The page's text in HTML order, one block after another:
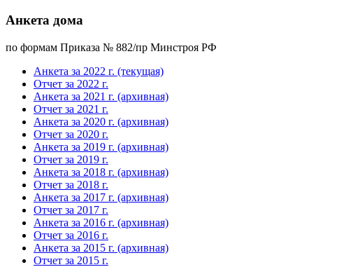
Анкета дома
по формам Приказа № 882/пр Минстроя РФ
Анкета за 2022 г. (текущая)
Отчет за 2022 г.
Анкета за 2021 г. (архивная)
Отчет за 2021 г.
Анкета за 2020 г. (архивная)
Отчет за 2020 г.
Анкета за 2019 г. (архивная)
Отчет за 2019 г.
Анкета за 2018 г. (архивная)
Отчет за 2018 г.
Анкета за 2017 г. (архивная)
Отчет за 2017 г.
Анкета за 2016 г. (архивная)
Отчет за 2016 г.
Анкета за 2015 г. (архивная)
Отчет за 2015 г.